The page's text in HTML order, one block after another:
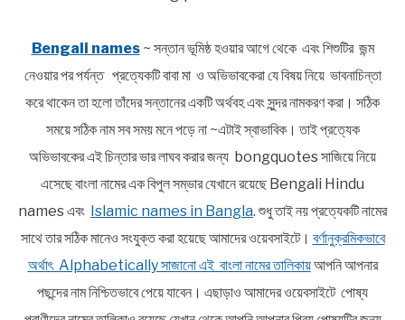
Bengali names~ সন্তান ভূমিষ্ঠ হওয়ার আগে থেকে এবং শিশুটির জন্ম
নেওয়ার পর পর্যন্ত প্রত্যেকটি বাবা মা ও অভিভাবকেরা যে বিষয় নিয়ে ভাবনাচিন্তা
করে থাকেন তা হলো তাঁদের সন্তানের একটি অর্থবহ এবং সুন্দর নামকরণ করা। সঠিক
সময়ে সঠিক নাম সব সময় মনে পড়ে না ~এটাই স্বাভাবিক। তাই প্রত্যেক
অভিভাবকের এই চিন্তার ভার লাঘব করার জন্য bongquotes সাজিয়ে নিয়ে
এসেছে বাংলা নামের এক বিপুল সম্ভার যেখানে রয়েছে Bengali Hindu
names এবং Islamic names in Bangla. শুধু তাই নয় প্রত্যেকটি নামের
সাথে তার সঠিক মানেও সংযুক্ত করা হয়েছে আমাদের ওয়েবসাইটে। বর্ণানুক্রমিকভাবে
অর্থাৎ Alphabetically সাজানো এই বাংলা নামের তালিকায়আপনি আপনার
পছন্দের নাম নিশ্চিতভাবে পেয়ে যাবেন। এছাড়াও আমাদের ওয়েবসাইটে পোষ্য